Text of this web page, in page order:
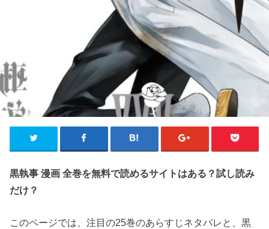
黒執事 漫画 全巻を無料で読めるサイトはある？試し読み
だけ？
このページでは、注目の25巻のあらすじネタバレと、黒